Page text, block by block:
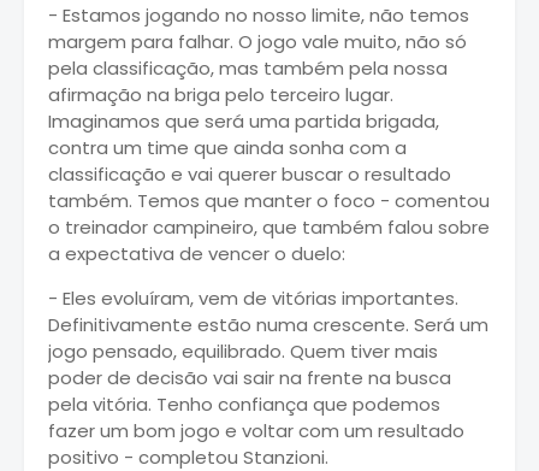
- Estamos jogando no nosso limite, não temos
margem para falhar. O jogo vale muito, não só
pela classificação, mas também pela nossa
afirmação na briga pelo terceiro lugar.
Imaginamos que será uma partida brigada,
contra um time que ainda sonha com a
classificação e vai querer buscar o resultado
também. Temos que manter o foco - comentou
o treinador campineiro, que também falou sobre
a expectativa de vencer o duelo:
- Eles evoluíram, vem de vitórias importantes.
Definitivamente estão numa crescente. Será um
jogo pensado, equilibrado. Quem tiver mais
poder de decisão vai sair na frente na busca
pela vitória. Tenho confiança que podemos
fazer um bom jogo e voltar com um resultado
positivo - completou Stanzioni.